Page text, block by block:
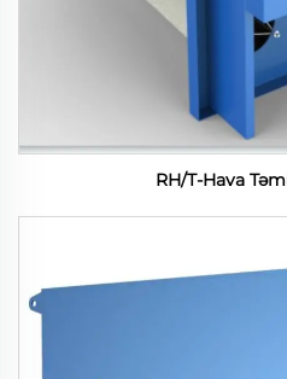
RH/T-Hava